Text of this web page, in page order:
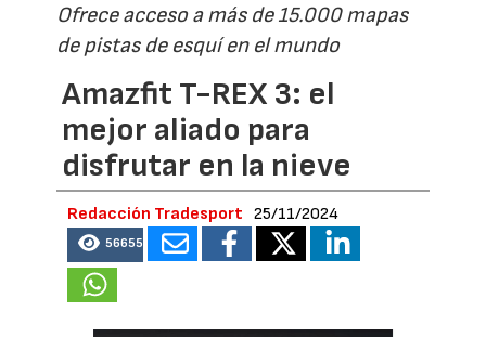
Ofrece acceso a más de 15.000 mapas
de pistas de esquí en el mundo
Amazfit T-REX 3: el
mejor aliado para
disfrutar en la nieve
Redacción Tradesport 25/11/2024
56655